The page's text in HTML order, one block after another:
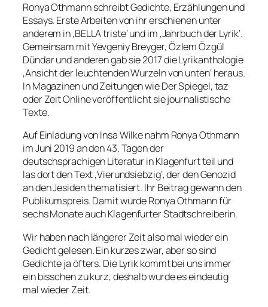
Ronya Othmann schreibt Gedichte, Erzählungen und
Essays. Erste Arbeiten von ihr erschienen unter
anderem in ‚BELLA triste‘ und im ‚Jahrbuch der Lyrik‘.
Gemeinsam mit Yevgeniy Breyger, Özlem Özgül
Dündar und anderen gab sie 2017 die Lyrikanthologie
‚Ansicht der leuchtenden Wurzeln von unten‘ heraus.
In Magazinen und Zeitungen wie Der Spiegel, taz
oder Zeit Online veröffentlicht sie journalistische
Texte.
Auf Einladung von Insa Wilke nahm Ronya Othmann
im Juni 2019 an den 43. Tagen der
deutschsprachigen Literatur in Klagenfurt teil und
las dort den Text ‚Vierundsiebzig‘, der den Genozid
an den Jesiden thematisiert. Ihr Beitrag gewann den
Publikumspreis. Damit wurde Ronya Othmann für
sechs Monate auch Klagenfurter Stadtschreiberin.
Wir haben nach längerer Zeit also mal wieder ein
Gedicht gelesen. Ein kurzes zwar, aber so sind
Gedichte ja öfters. Die Lyrik kommt bei uns immer
ein bisschen zu kurz, deshalb wurde es eindeutig
mal wieder Zeit.